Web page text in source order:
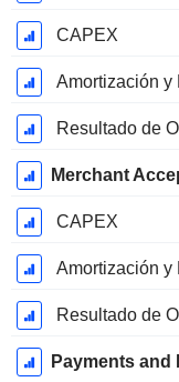
CAPEX
Amortización y
Resultado de
Merchant
CAPEX
Amortización y
Resultado de
Payments and